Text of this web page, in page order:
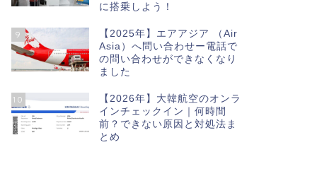
に搭乗しよう！
9
【2025年】エアアジア （Air
Asia）へ問い合わせー電話で
の問い合わせができなくなり
ました
10
【2026年】大韓航空のオンラ
インチェックイン｜何時間
前？できない原因と対処法ま
とめ